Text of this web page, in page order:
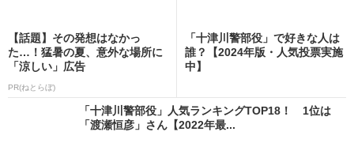
【話題】その発想はなかっ
た…！猛暑の夏、意外な場所に
「涼しい」広告
PR(ねとらぼ)
「十津川警部役」で好きな人は
誰？【2024年版・人気投票実施
中】
「十津川警部役」人気ランキングTOP18！ 1位は
「渡瀬恒彦」さん【2022年最...